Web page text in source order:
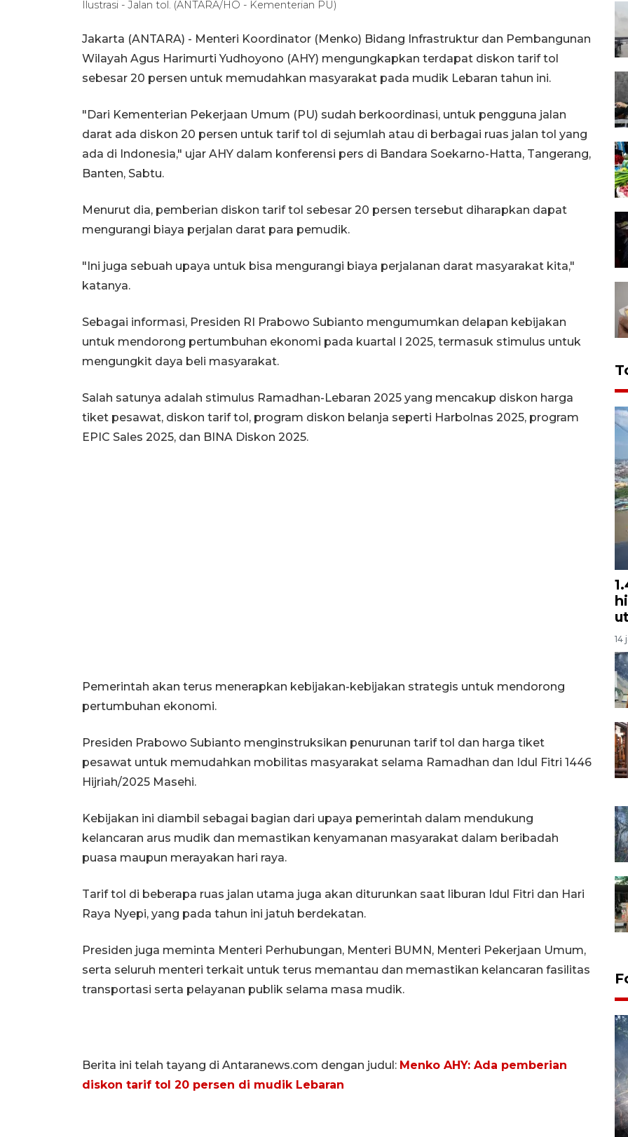
Ilustrasi - Jalan tol. (ANTARA/HO - Kementerian PU)
Jakarta (ANTARA) - Menteri Koordinator (Menko) Bidang Infrastruktur dan Pembangunan
Wilayah Agus Harimurti Yudhoyono (AHY) mengungkapkan terdapat diskon tarif tol
sebesar 20 persen untuk memudahkan masyarakat pada mudik Lebaran tahun ini.
"Dari Kementerian Pekerjaan Umum (PU) sudah berkoordinasi, untuk pengguna jalan
darat ada diskon 20 persen untuk tarif tol di sejumlah atau di berbagai ruas jalan tol yang
ada di Indonesia," ujar AHY dalam konferensi pers di Bandara Soekarno-Hatta, Tangerang,
Banten, Sabtu.
Menurut dia, pemberian diskon tarif tol sebesar 20 persen tersebut diharapkan dapat
mengurangi biaya perjalan darat para pemudik.
"Ini juga sebuah upaya untuk bisa mengurangi biaya perjalanan darat masyarakat kita,"
katanya.
Sebagai informasi, Presiden RI Prabowo Subianto mengumumkan delapan kebijakan
untuk mendorong pertumbuhan ekonomi pada kuartal I 2025, termasuk stimulus untuk
mengungkit daya beli masyarakat.
Salah satunya adalah stimulus Ramadhan-Lebaran 2025 yang mencakup diskon harga
tiket pesawat, diskon tarif tol, program diskon belanja seperti Harbolnas 2025, program
EPIC Sales 2025, dan BINA Diskon 2025.
Pemerintah akan terus menerapkan kebijakan-kebijakan strategis untuk mendorong
pertumbuhan ekonomi.
Presiden Prabowo Subianto menginstruksikan penurunan tarif tol dan harga tiket
pesawat untuk memudahkan mobilitas masyarakat selama Ramadhan dan Idul Fitri 1446
Hijriah/2025 Masehi.
Kebijakan ini diambil sebagai bagian dari upaya pemerintah dalam mendukung
kelancaran arus mudik dan memastikan kenyamanan masyarakat dalam beribadah
puasa maupun merayakan hari raya.
Tarif tol di beberapa ruas jalan utama juga akan diturunkan saat liburan Idul Fitri dan Hari
Raya Nyepi, yang pada tahun ini jatuh berdekatan.
Presiden juga meminta Menteri Perhubungan, Menteri BUMN, Menteri Pekerjaan Umum,
serta seluruh menteri terkait untuk terus memantau dan memastikan kelancaran fasilitas
transportasi serta pelayanan publik selama masa mudik.
Berita ini telah tayang di Antaranews.com dengan judul: Menko AHY: Ada pemberian
diskon tarif tol 20 persen di mudik Lebaran
14